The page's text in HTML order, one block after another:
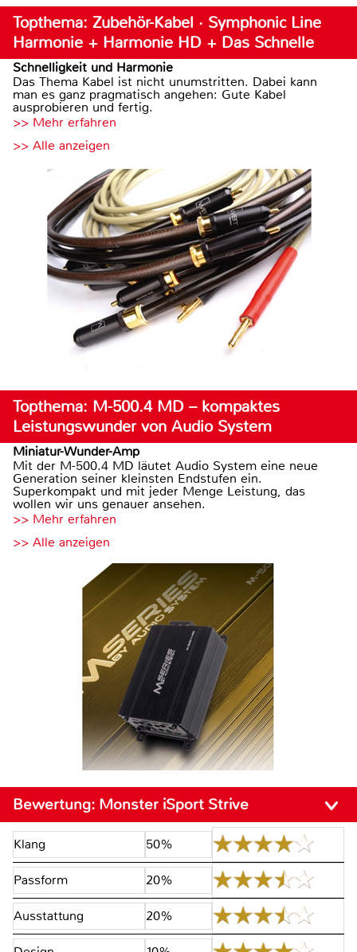
Topthema: Zubehör-Kabel · Symphonic Line
Harmonie + Harmonie HD + Das Schnelle
Schnelligkeit und Harmonie
Das Thema Kabel ist nicht unumstritten. Dabei kann
man es ganz pragmatisch angehen: Gute Kabel
ausprobieren und fertig.
>> Mehr erfahren
>> Alle anzeigen
Topthema: M-500.4 MD – kompaktes
Leistungswunder von Audio System
Miniatur-Wunder-Amp
Mit der M-500.4 MD läutet Audio System eine neue
Generation seiner kleinsten Endstufen ein.
Superkompakt und mit jeder Menge Leistung, das
wollen wir uns genauer ansehen.
>> Mehr erfahren
>> Alle anzeigen
Bewertung: Monster iSport Strive
Klang 50%
Passform 20%
Ausstattung 20%